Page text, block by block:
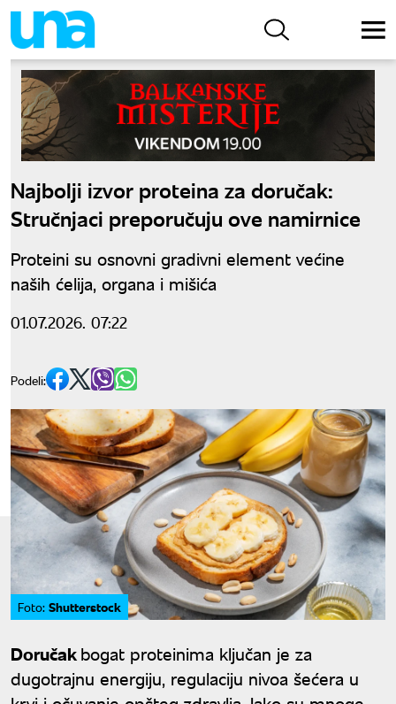
Najbolji izvor proteina za doručak:
Stručnjaci preporučuju ove namirnice
Proteini su osnovni gradivni element većine
naših ćelija, organa i mišića
01.07.2026. 07:22
Podeli:
Foto: Shutterstock
Doručakbogat proteinima ključan je za
dugotrajnu energiju, regulaciju nivoa šećera u